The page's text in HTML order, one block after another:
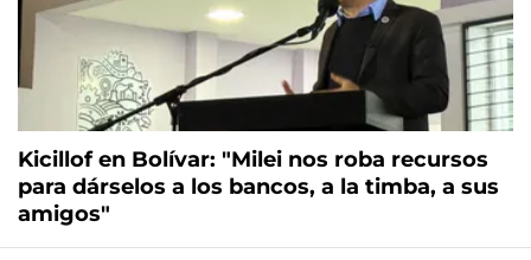
Kicillof en Bolívar: "Milei nos roba recursos
para dárselos a los bancos, a la timba, a sus
amigos"